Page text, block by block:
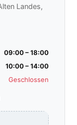
Landes,
09:00 – 18:00
10:00 – 14:00
Geschlossen